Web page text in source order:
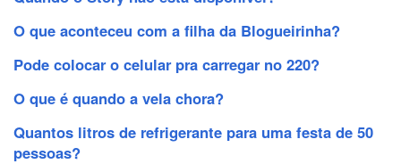
O que aconteceu com a filha da Blogueirinha?
Pode colocar o celular pra carregar no 220?
O que é quando a vela chora?
Quantos litros de refrigerante para uma festa de 50
pessoas?